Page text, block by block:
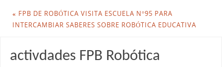
« FPB DE ROBÓTICA VISITA ESCUELA N°95 PARA
INTERCAMBIAR SABERES SOBRE ROBÓTICA EDUCATIVA
activdades FPB Robótica